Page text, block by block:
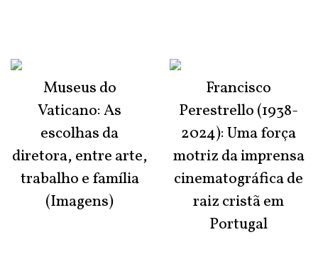
Museus do
Vaticano: As
escolhas da
diretora, entre arte,
trabalho e família
(Imagens)
Francisco
Perestrello (1938-
2024): Uma força
motriz da imprensa
cinematográfica de
raiz cristã em
Portugal